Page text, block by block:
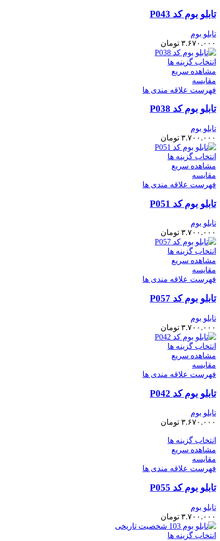
تابلو بوم کد P043
تابلو بوم
۳.۶۷۰.۰۰۰ تومان
انتخاب گزینه ها
مشاهده سریع
مقایسه
فهرست علاقه مندی ها
تابلو بوم کد P038
تابلو بوم
۳.۷۰۰.۰۰۰ تومان
انتخاب گزینه ها
مشاهده سریع
مقایسه
فهرست علاقه مندی ها
تابلو بوم کد P051
تابلو بوم
۳.۷۰۰.۰۰۰ تومان
انتخاب گزینه ها
مشاهده سریع
مقایسه
فهرست علاقه مندی ها
تابلو بوم کد P057
تابلو بوم
۳.۷۰۰.۰۰۰ تومان
انتخاب گزینه ها
مشاهده سریع
مقایسه
فهرست علاقه مندی ها
تابلو بوم کد P042
تابلو بوم
۳.۶۷۰.۰۰۰ تومان
انتخاب گزینه ها
مشاهده سریع
مقایسه
فهرست علاقه مندی ها
تابلو بوم کد P055
تابلو بوم
۳.۷۰۰.۰۰۰ تومان
انتخاب گزینه ها